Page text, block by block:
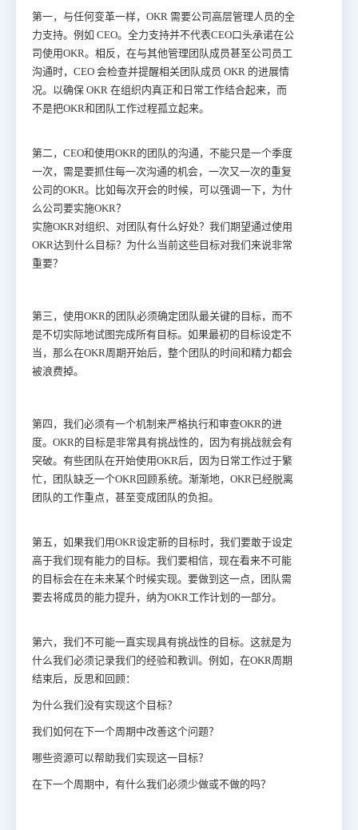
第一，与任何变革一样，OKR 需要公司高层管理人员的全
力支持。例如 CEO。全力支持并不代表CEO口头承诺在公
司使用OKR。相反，在与其他管理团队成员甚至公司员工
沟通时，CEO 会检查并提醒相关团队成员 OKR 的进展情
况。以确保 OKR 在组织内真正和日常工作结合起来，而
不是把OKR和团队工作过程孤立起来。
第二，CEO和使用OKR的团队的沟通，不能只是一个季度
一次，需是要抓住每一次沟通的机会，一次又一次的重复
公司的OKR。比如每次开会的时候，可以强调一下，为什
么公司要实施OKR？
实施OKR对组织、对团队有什么好处？我们期望通过使用
OKR达到什么目标？为什么当前这些目标对我们来说非常
重要？
第三，使用OKR的团队必须确定团队最关键的目标，而不
是不切实际地试图完成所有目标。如果最初的目标设定不
当，那么在OKR周期开始后，整个团队的时间和精力都会
被浪费掉。
第四，我们必须有一个机制来严格执行和审查OKR的进
度。OKR的目标是非常具有挑战性的，因为有挑战就会有
突破。有些团队在开始使用OKR后，因为日常工作过于繁
忙，团队缺乏一个OKR回顾系统。渐渐地，OKR已经脱离
团队的工作重点，甚至变成团队的负担。
第五，如果我们用OKR设定新的目标时，我们要敢于设定
高于我们现有能力的目标。我们要相信，现在看来不可能
的目标会在在未来某个时候实现。要做到这一点，团队需
要去将成员的能力提升，纳为OKR工作计划的一部分。
第六，我们不可能一直实现具有挑战性的目标。这就是为
什么我们必须记录我们的经验和教训。例如，在OKR周期
结束后，反思和回顾：
为什么我们没有实现这个目标？
我们如何在下一个周期中改善这个问题？
哪些资源可以帮助我们实现这一目标？
在下一个周期中，有什么我们必须少做或不做的吗？